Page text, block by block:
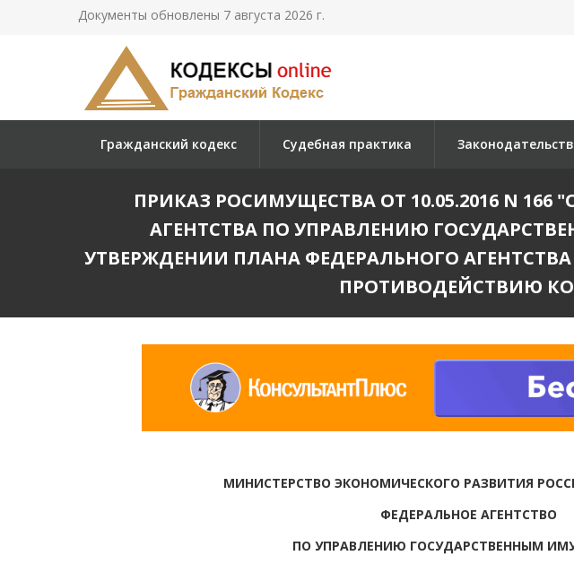
Документы обновлены 7 августа 2026 г.
Гражданский кодекс Судебная практика
ПРИКАЗ РОСИМУЩЕСТВА ОТ 10.05.2016 N
АГЕНТСТВА ПО УПРАВЛЕНИЮ
УТВЕРЖДЕНИИ ПЛАНА ФЕДЕРАЛЬНОГО
ПРОТИВОДЕЙСТВИЮ
МИНИСТЕРСТВО ЭКОНОМИЧЕСКОГО РАЗВИТИЯ
ФЕДЕРАЛЬНОЕ АГЕНТСТВО
ПО УПРАВЛЕНИЮ ГОСУДАРСТВЕННЫМ